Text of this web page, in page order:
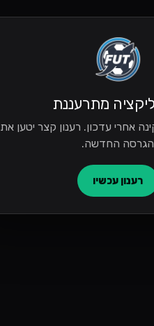
מתרעננת
אחרי עדכון. רענון קצר יטען את
הגרסה החדשה.
רענון עכשיו